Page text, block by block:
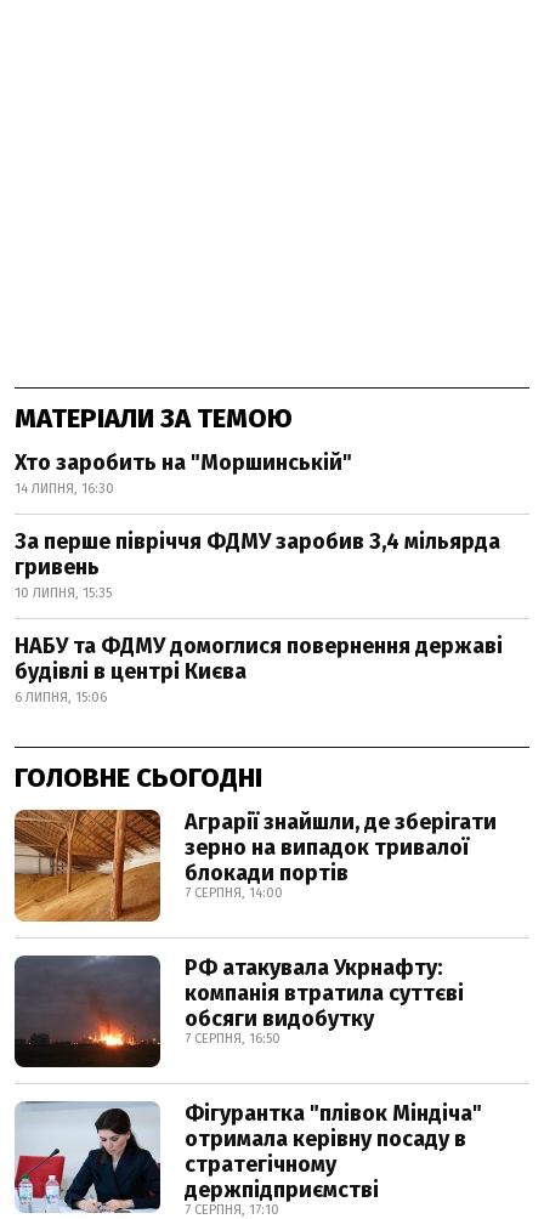
МАТЕРІАЛИ ЗА ТЕМОЮ
Хто заробить на "Моршинській"
14 ЛИПНЯ, 16:30
За перше півріччя ФДМУ заробив 3,4 мільярда
гривень
10 ЛИПНЯ, 15:35
НАБУ та ФДМУ домоглися повернення державі
будівлі в центрі Києва
6 ЛИПНЯ, 15:06
ГОЛОВНЕ СЬОГОДНІ
Аграрії знайшли, де зберігати
зерно на випадок тривалої
блокади портів
7 СЕРПНЯ, 14:00
РФ атакувала Укрнафту:
компанія втратила суттєві
обсяги видобутку
7 СЕРПНЯ, 16:50
Фігурантка "плівок Міндіча"
отримала керівну посаду в
стратегічному
держпідприємстві
7 СЕРПНЯ, 17:10